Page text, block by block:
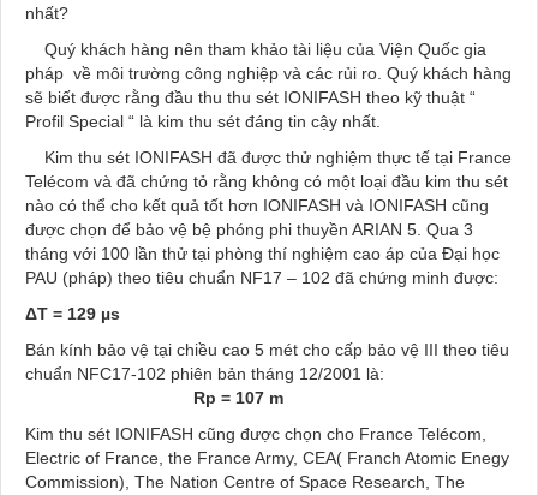
nhất?
Quý khách hàng nên tham khảo tài liệu của Viện Quốc gia
pháp về môi trường công nghiệp và các rủi ro. Quý khách hàng
sẽ biết được rằng đầu thu thu sét IONIFASH theo kỹ thuật “
Profil Special “ là kim thu sét đáng tin cậy nhất.
Kim thu sét IONIFASH đã được thử nghiệm thực tế tại France
Telécom và đã chứng tỏ rằng không có một loại đầu kim thu sét
nào có thể cho kết quả tốt hơn IONIFASH và IONIFASH cũng
được chọn để bảo vệ bệ phóng phi thuyền ARIAN 5. Qua 3
tháng với 100 lần thử tại phòng thí nghiệm cao áp của Đại học
PAU (pháp) theo tiêu chuẩn NF17 – 102 đã chứng minh được:
ΔT = 129 µs
Bán kính bảo vệ tại chiều cao 5 mét cho cấp bảo vệ III theo tiêu
chuẩn NFC17-102 phiên bản tháng 12/2001 là:
Rp = 107 m
Kim thu sét IONIFASH cũng được chọn cho France Telécom,
Electric of France, the France Army, CEA( Franch Atomic Enegy
Commission), The Nation Centre of Space Research, The